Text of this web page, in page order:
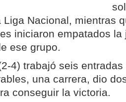
Liga Nacional, mientras
iniciaron empatados
ese grupo.
4) trabajó seis
una carrera, dio
conseguir la victoria.